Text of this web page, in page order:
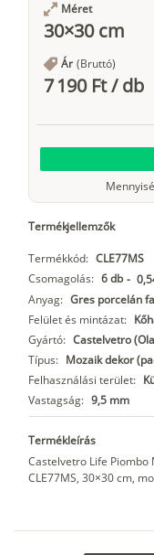
Méret
30×30 cm
Ár (Bruttó)
7 190 Ft/db
Termékjellemzők
Termékkód: CLE77MS
Csomagolás: 6 db -
Anyag: Gres porcelán
Felület és mintázat:
Gyártó: Castelvetro
Típus: Mozaik dekor
Felhasználási terület:
Vastagság: 9,5 mm
Termékleírás
Castelvetro Life Piombo
CLE77MS, 30×30 cm,